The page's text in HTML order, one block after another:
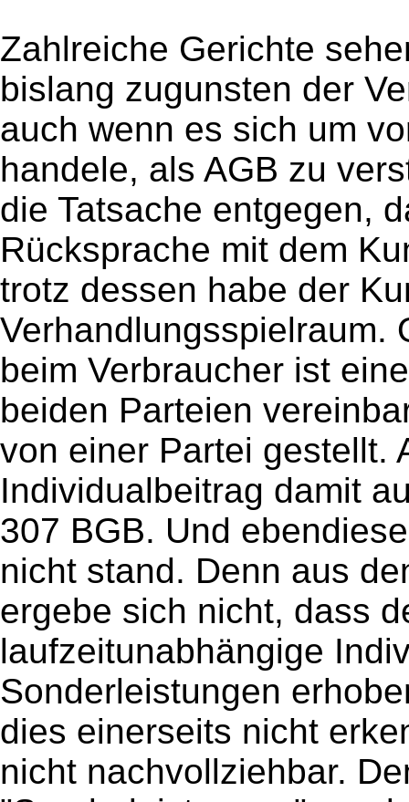
Zahlreiche Gerichte
bislang zugunsten der
auch wenn es sich um
handele, als AGB zu
die Tatsache entgegen,
Rücksprache mit dem
trotz dessen habe der
Verhandlungsspielraum.
beim Verbraucher ist
beiden Parteien
von einer Partei gestellt.
Individualbeitrag damit
307 BGB. Und
nicht stand. Denn aus
ergebe sich nicht, dass
laufzeitunabhängige
Sonderleistungen
dies einerseits nicht
nicht nachvollziehbar.